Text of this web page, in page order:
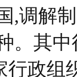
,调解
。其
行政组